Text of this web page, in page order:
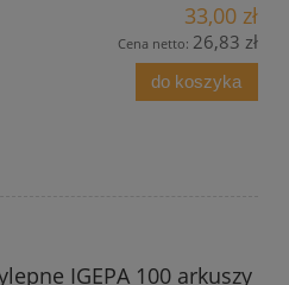
33,00 zł
Cena netto: 26,83 zł
do koszyka
IGEPA 100 arkuszy